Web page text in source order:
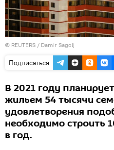
© REUTERS / Damir Sagolj
Подписаться
В 2021 году
жильем 54 тысячи
удовлетворения
необходимо строить
в год.